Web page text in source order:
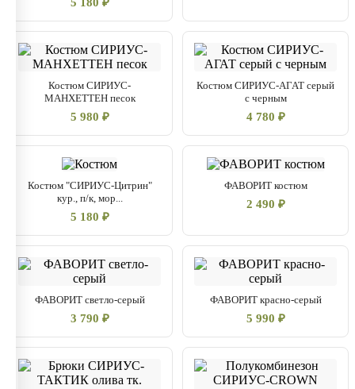
Костюм СИРИУС-
МАНХЕТТЕН песок
5 980 ₽
Костюм СИРИУС-АГАТ серый
с черным
4 780 ₽
Костюм "СИРИУС-Цитрин"
кур., п/к, мор...
5 180 ₽
ФАВОРИТ костюм
2 490 ₽
ФАВОРИТ светло-серый
3 790 ₽
ФАВОРИТ красно-серый
5 990 ₽